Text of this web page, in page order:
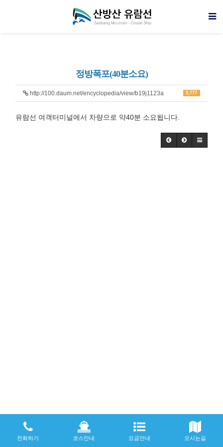
정방폭포(40분소요)
3,777
http://100.daum.net/encyclopedia/view/b19j1123a
유람선 여객터미널에서 차량으로 약40분 소요됩니다.
전화하기 코스안내 요금안내 오시는길